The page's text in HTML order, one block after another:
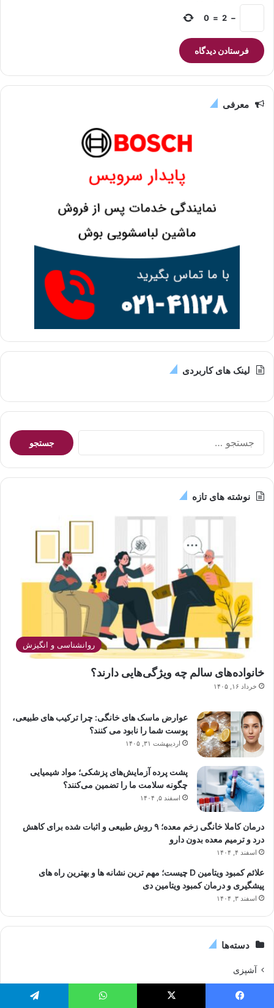
−
2
=
0
معرفی
لینک های کاربردی
جستجو
برای:
نوشته های تازه
روانشناسی و انگیزش
خانواده‌های سالم چه ویژگی‌هایی دارند؟
خرداد ۱۶, ۱۴۰۵
عوارض ماسک های خانگی: چرا ترکیب های طبیعی،
پوست شما را نابود می کنند؟
اردیبهشت ۳۱, ۱۴۰۵
پشت پرده آزمایش‌های پزشکی؛ مواد شیمیایی
چگونه سلامت ما را تضمین می‌کنند؟
اسفند ۵, ۱۴۰۴
درمان کاملا خانگی زخم معده؛ ۹ روش طبیعی و اثبات شده برای کاهش
درد و ترمیم معده بدون دارو
اسفند ۴, ۱۴۰۴
علائم کمبود ویتامین D چیست؛ مهم ترین نشانه ها و بهترین راه های
پیشگیری و درمان کمبود ویتامین دی
اسفند ۳, ۱۴۰۴
دسته‌ها
آشپزی
اخبار و ترند روز